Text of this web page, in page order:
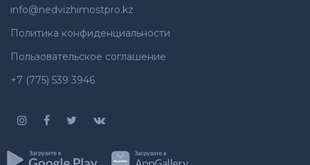
info@nedvizhimostpro.kz
Политика конфиденциальности
Пользовательское соглашение
+7 (775) 539 3946